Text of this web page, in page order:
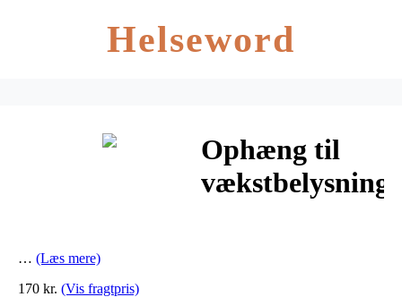
Helseword
Ophæng til
… (Læs mere)
170 kr. (Vis fragtpris)